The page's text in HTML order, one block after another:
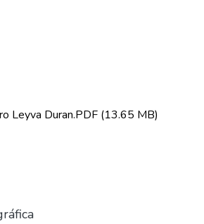
Leyva Duran.PDF (13.65 MB)